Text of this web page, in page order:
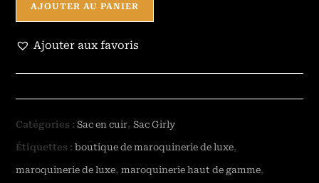
AJOUTER AU PANIER
Ajouter aux favoris
Catégories :Sac en cuir,Sac Girly
Étiquettes :boutique de maroquinerie de luxe,
maroquinerie de luxe,maroquinerie haut de gamme,